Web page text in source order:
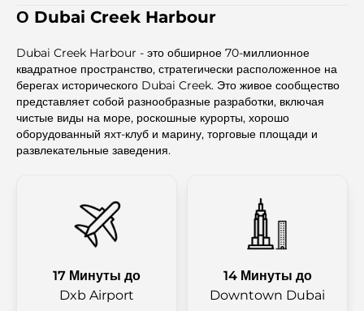
О Dubai Creek Harbour
Dubai Creek Harbour - это обширное 70-миллионное
квадратное пространство, стратегически расположенное на
берегах исторического Dubai Creek. Это живое сообщество
представляет собой разнообразные разработки, включая
чистые виды на море, роскошные курорты, хорошо
оборудованный яхт-клуб и марину, торговые площади и
развлекательные заведения.
17 Минуты до
Dxb Airport
14 Минуты до
Downtown Dubai